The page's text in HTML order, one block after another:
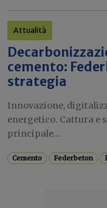
Attualità
cemento:
strategia
Innovazione,
energetico. Cattura e
principale...
Cemento Federbeton